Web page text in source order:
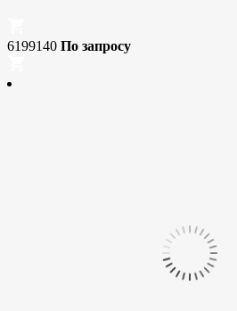
6199140 По запросу